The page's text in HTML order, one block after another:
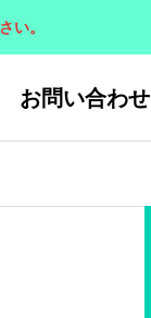
い。
お問い合わせ